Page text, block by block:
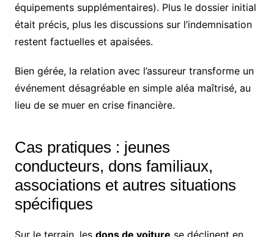
équipements supplémentaires). Plus le dossier initial
était précis, plus les discussions sur l’indemnisation
restent factuelles et apaisées.
Bien gérée, la relation avec l’assureur transforme un
événement désagréable en simple aléa maîtrisé, au
lieu de se muer en crise financière.
Cas pratiques : jeunes
conducteurs, dons familiaux,
associations et autres situations
spécifiques